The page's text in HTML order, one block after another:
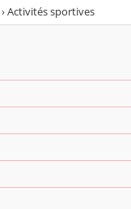
›Activités sportives